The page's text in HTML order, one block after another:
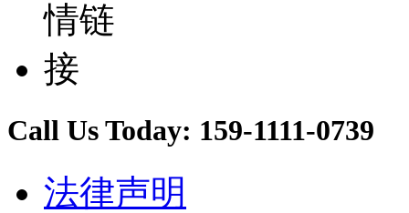
Call Us Today: 159-1111-0739
法律声明